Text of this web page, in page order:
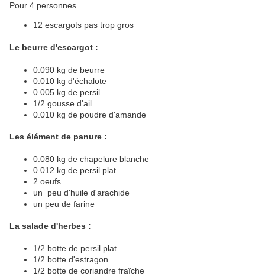
Pour 4 personnes
12 escargots pas trop gros
Le beurre d'escargot :
0.090 kg de beurre
0.010 kg d'échalote
0.005 kg de persil
1/2 gousse d'ail
0.010 kg de poudre d'amande
Les élément de panure :
0.080 kg de chapelure blanche
0.012 kg de persil plat
2 oeufs
un peu d'huile d'arachide
un peu de farine
La salade d'herbes :
1/2 botte de persil plat
1/2 botte d'estragon
1/2 botte de coriandre fraîche